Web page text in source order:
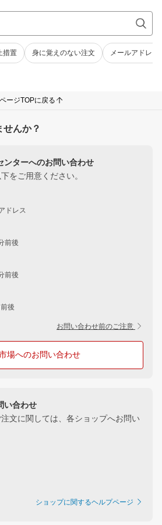
措置 身に覚えのない注文 メールアドレス
ページTOPに戻る
んか？
ンターへのお問い合わせ
をご用意ください。
ドレス
前後
前後
後
お問い合わせ前のご注意
場へのお問い合わせ
い合わせ
文に関しては、各ショップへお問い
ショップに関するヘルプページ